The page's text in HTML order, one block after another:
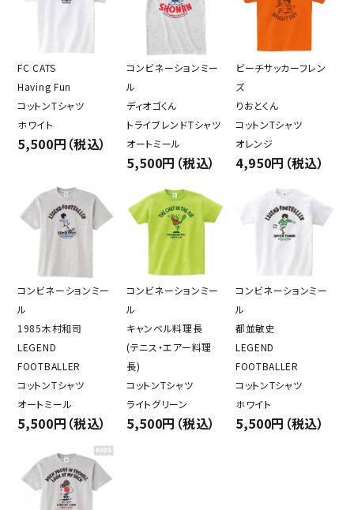
FC CATS
Having Fun
コットンTシャツ
ホワイト
5,500円（税込）
コンビネーションミー
ル
ディオゴくん
トライブレンドTシャツ
オートミール
5,500円（税込）
ビーチサッカーフレン
ズ
りおとくん
コットンTシャツ
オレンジ
4,950円（税込）
コンビネーションミー
ル
1985木村和司
LEGEND
FOOTBALLER
コットンTシャツ
オートミール
5,500円（税込）
コンビネーションミー
ル
キャンベル料理長
(テニス・エアー料理
長)
コットンTシャツ
ライトグリーン
5,500円（税込）
コンビネーションミー
ル
都並敏史
LEGEND
FOOTBALLER
コットンTシャツ
ホワイト
5,500円（税込）